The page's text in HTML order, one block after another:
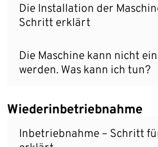
Die Installation der
Schritt erklärt
Die Maschine kann nicht
werden. Was kann ich tun?
Wiederinbetriebnahme
Inbetriebnahme – Schritt